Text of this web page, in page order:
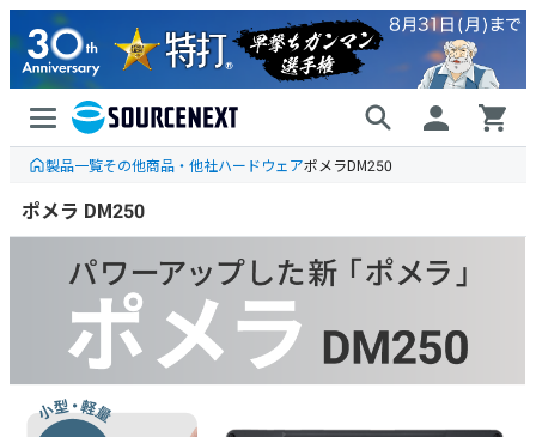
製品一覧その他商品・他社ハードウェアポメラDM250
ポメラ DM250